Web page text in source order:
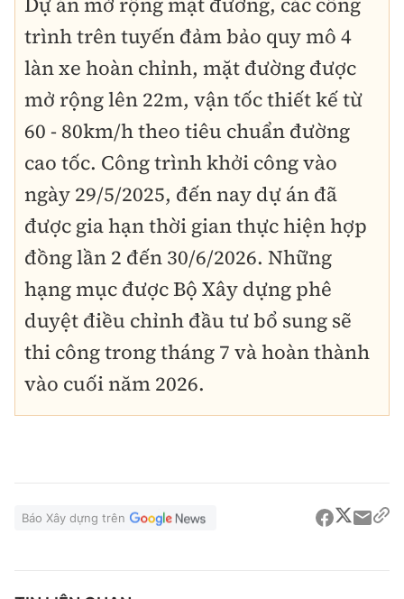
trình trên tuyến đảm bảo quy mô 4
làn xe hoàn chỉnh, mặt đường được
mở rộng lên 22m, vận tốc thiết kế từ
60 - 80km/h theo tiêu chuẩn đường
cao tốc. Công trình khởi công vào
ngày 29/5/2025, đến nay dự án đã
được gia hạn thời gian thực hiện hợp
đồng lần 2 đến 30/6/2026. Những
hạng mục được Bộ Xây dựng phê
duyệt điều chỉnh đầu tư bổ sung sẽ
thi công trong tháng 7 và hoàn thành
vào cuối năm 2026.
Báo Xây dựng trên